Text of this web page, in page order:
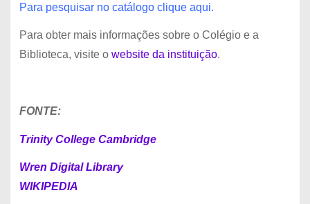
Para pesquisar no catálogo clique aqui.
Para obter mais informações sobre o Colégio e a
Biblioteca, visite o website da instituição.
FONTE:
Trinity College Cambridge
Wren Digital Library
WIKIPEDIA